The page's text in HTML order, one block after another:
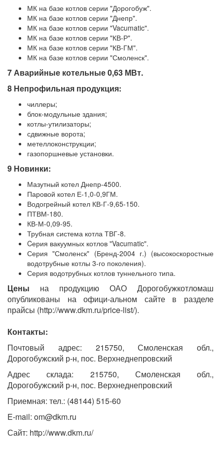
МК на базе котлов серии "Дорогобуж".
МК на базе котлов серии "Днепр".
МК на базе котлов серии "Vacumatic".
МК на базе котлов серии "КВ-Р".
МК на базе котлов серии "КВ-ГМ".
МК на базе котлов серии "Смоленск".
7 Аварийные котельные 0,63 МВт.
8 Непрофильная продукция:
чиллеры;
блок-модульные здания;
котлы-утилизаторы;
сдвижные ворота;
метеллоконструкции;
газопоршневые установки.
9 Новинки:
Мазутный котел Днепр-4500.
Паровой котел Е-1,0-0,9ГМ.
Водогрейный котел КВ-Г-9,65-150.
ПТВМ-180.
КВ-М-0,09-95.
Трубная система котла ТВГ-8.
Cерия вакуумных котлов "Vacumatic".
Серия "Смоленск" (Бренд-2004 г.) (высокоскоростные
водотрубные котлы 3-го поколения).
Серия водотрубных котлов туннельного типа.
Цены на продукцию ОАО Дорогобужкотломаш
опубликованы на офици-альном сайте в разделе
прайсы (http://www.dkm.ru/price-list/).
Контакты:
Почтовый адрес: 215750, Смоленская обл.,
Дорогобужский р-н, пос. Верхнеднепровский
Адрес склада: 215750, Смоленская обл.,
Дорогобужский р-н, пос. Верхнеднепровский
Приемная: тел.: (48144) 515-60
E-mail: om@dkm.ru
Сайт: http://www.dkm.ru/